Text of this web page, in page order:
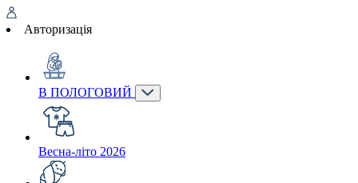
Авторизація
В ПОЛОГОВИЙ
Весна-літо 2026